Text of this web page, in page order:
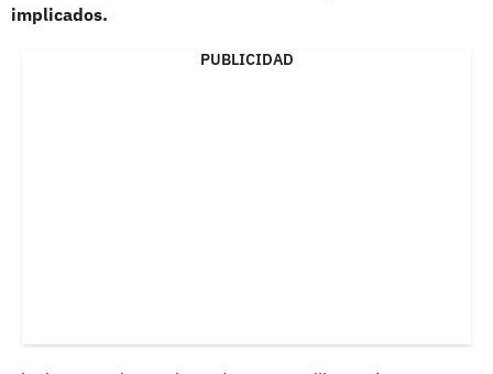
implicados.
PUBLICIDAD